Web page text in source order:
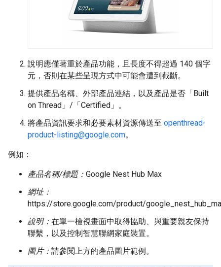
說明應僅著重於產品功能，且長度不得超過 140 個字
元，否則在某些呈現方式中可能會遭到截斷。
提供產品名稱、外部產品連結，以及產品是否「Built
on Thread」/「Certified」。
將產品資訊要求和必要素材資源傳送至 openthread-
product-listing@google.com。
例如：
產品名稱/標題： Google Nest Hub Max
網址：
https://store.google.com/product/
說明： 在單一檢視畫面中取得協助、與重要親友保持
聯繫，以及控制智慧聯網家庭裝置。
圖片： 請參閱上方的產品圖片範例。